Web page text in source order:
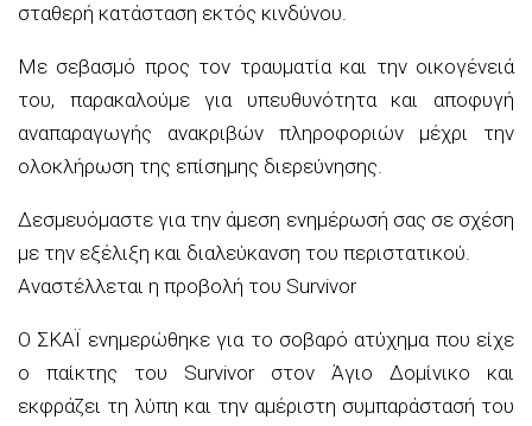
σταθερή κατάσταση εκτός κινδύνου.
Με σεβασμό προς τον τραυματία και την οικογένειά
του, παρακαλούμε για υπευθυνότητα και αποφυγή
αναπαραγωγής ανακριβών πληροφοριών μέχρι την
ολοκλήρωση της επίσημης διερεύνησης.
Δεσμευόμαστε για την άμεση ενημέρωσή σας σε σχέση
με την εξέλιξη και διαλεύκανση του περιστατικού.
Αναστέλλεται η προβολή του Survivor
Ο ΣΚΑΪ ενημερώθηκε για το σοβαρό ατύχημα που είχε
ο παίκτης του Survivor στον Άγιο Δομίνικο και
εκφράζει τη λύπη και την αμέριστη συμπαράστασή του